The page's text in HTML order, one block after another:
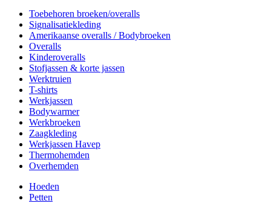
Toebehoren broeken/overalls
Signalisatiekleding
Amerikaanse overalls / Bodybroeken
Overalls
Kinderoveralls
Stofjassen & korte jassen
Werktruien
T-shirts
Werkjassen
Bodywarmer
Werkbroeken
Zaagkleding
Werkjassen Havep
Thermohemden
Overhemden
Hoeden
Petten